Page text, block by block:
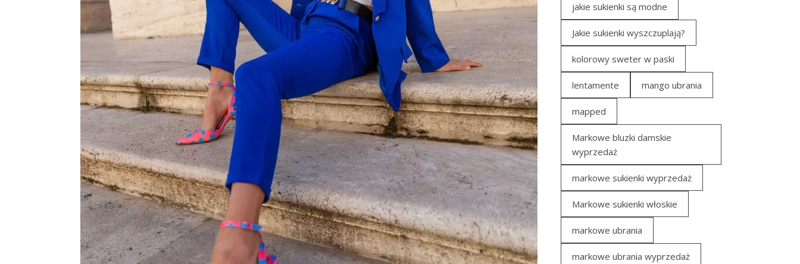
jakie sukienki są modne
Jakie sukienki wyszczuplają?
kolorowy sweter w paski
lentamente mango ubrania
mapped
Markowe bluzki damskie
wyprzedaż
markowe sukienki wyprzedaż
Markowe sukienki włoskie
markowe ubrania
markowe ubrania wyprzedaż